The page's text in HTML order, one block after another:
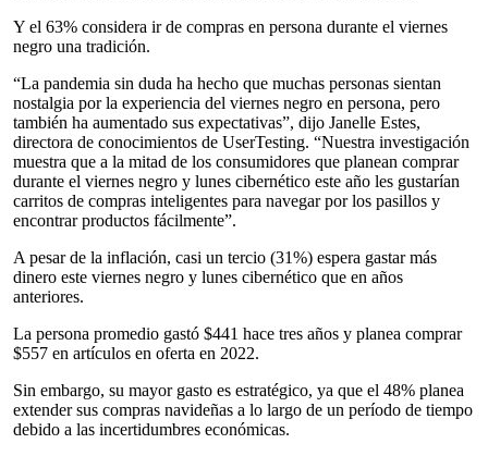
Y el 63% considera ir de compras en persona durante el viernes
negro una tradición.
“La pandemia sin duda ha hecho que muchas personas sientan
nostalgia por la experiencia del viernes negro en persona, pero
también ha aumentado sus expectativas”, dijo Janelle Estes,
directora de conocimientos de UserTesting. “Nuestra investigación
muestra que a la mitad de los consumidores que planean comprar
durante el viernes negro y lunes cibernético este año les gustarían
carritos de compras inteligentes para navegar por los pasillos y
encontrar productos fácilmente”.
A pesar de la inflación, casi un tercio (31%) espera gastar más
dinero este viernes negro y lunes cibernético que en años
anteriores.
La persona promedio gastó $441 hace tres años y planea comprar
$557 en artículos en oferta en 2022.
Sin embargo, su mayor gasto es estratégico, ya que el 48% planea
extender sus compras navideñas a lo largo de un período de tiempo
debido a las incertidumbres económicas.